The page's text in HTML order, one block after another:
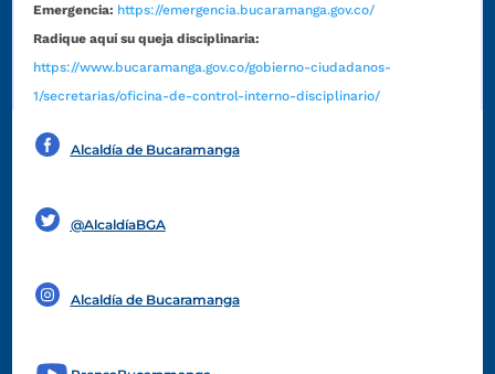
Emergencia: https://emergencia.bucaramanga.gov.co/
Radique aquí su queja disciplinaria:
https://www.bucaramanga.gov.co/gobierno-ciudadanos-
1/secretarias/oficina-de-control-interno-disciplinario/
Alcaldía de Bucaramanga
@AlcaldíaBGA
Alcaldía de Bucaramanga